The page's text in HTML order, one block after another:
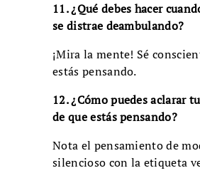
11. ¿Qué debes hacer
se distrae deambulando?
¡Mira la mente! Sé
estás pensando.
12. ¿Cómo puedes aclarar
de que estás pensando?
Nota el pensamiento de
silencioso con la etiqueta